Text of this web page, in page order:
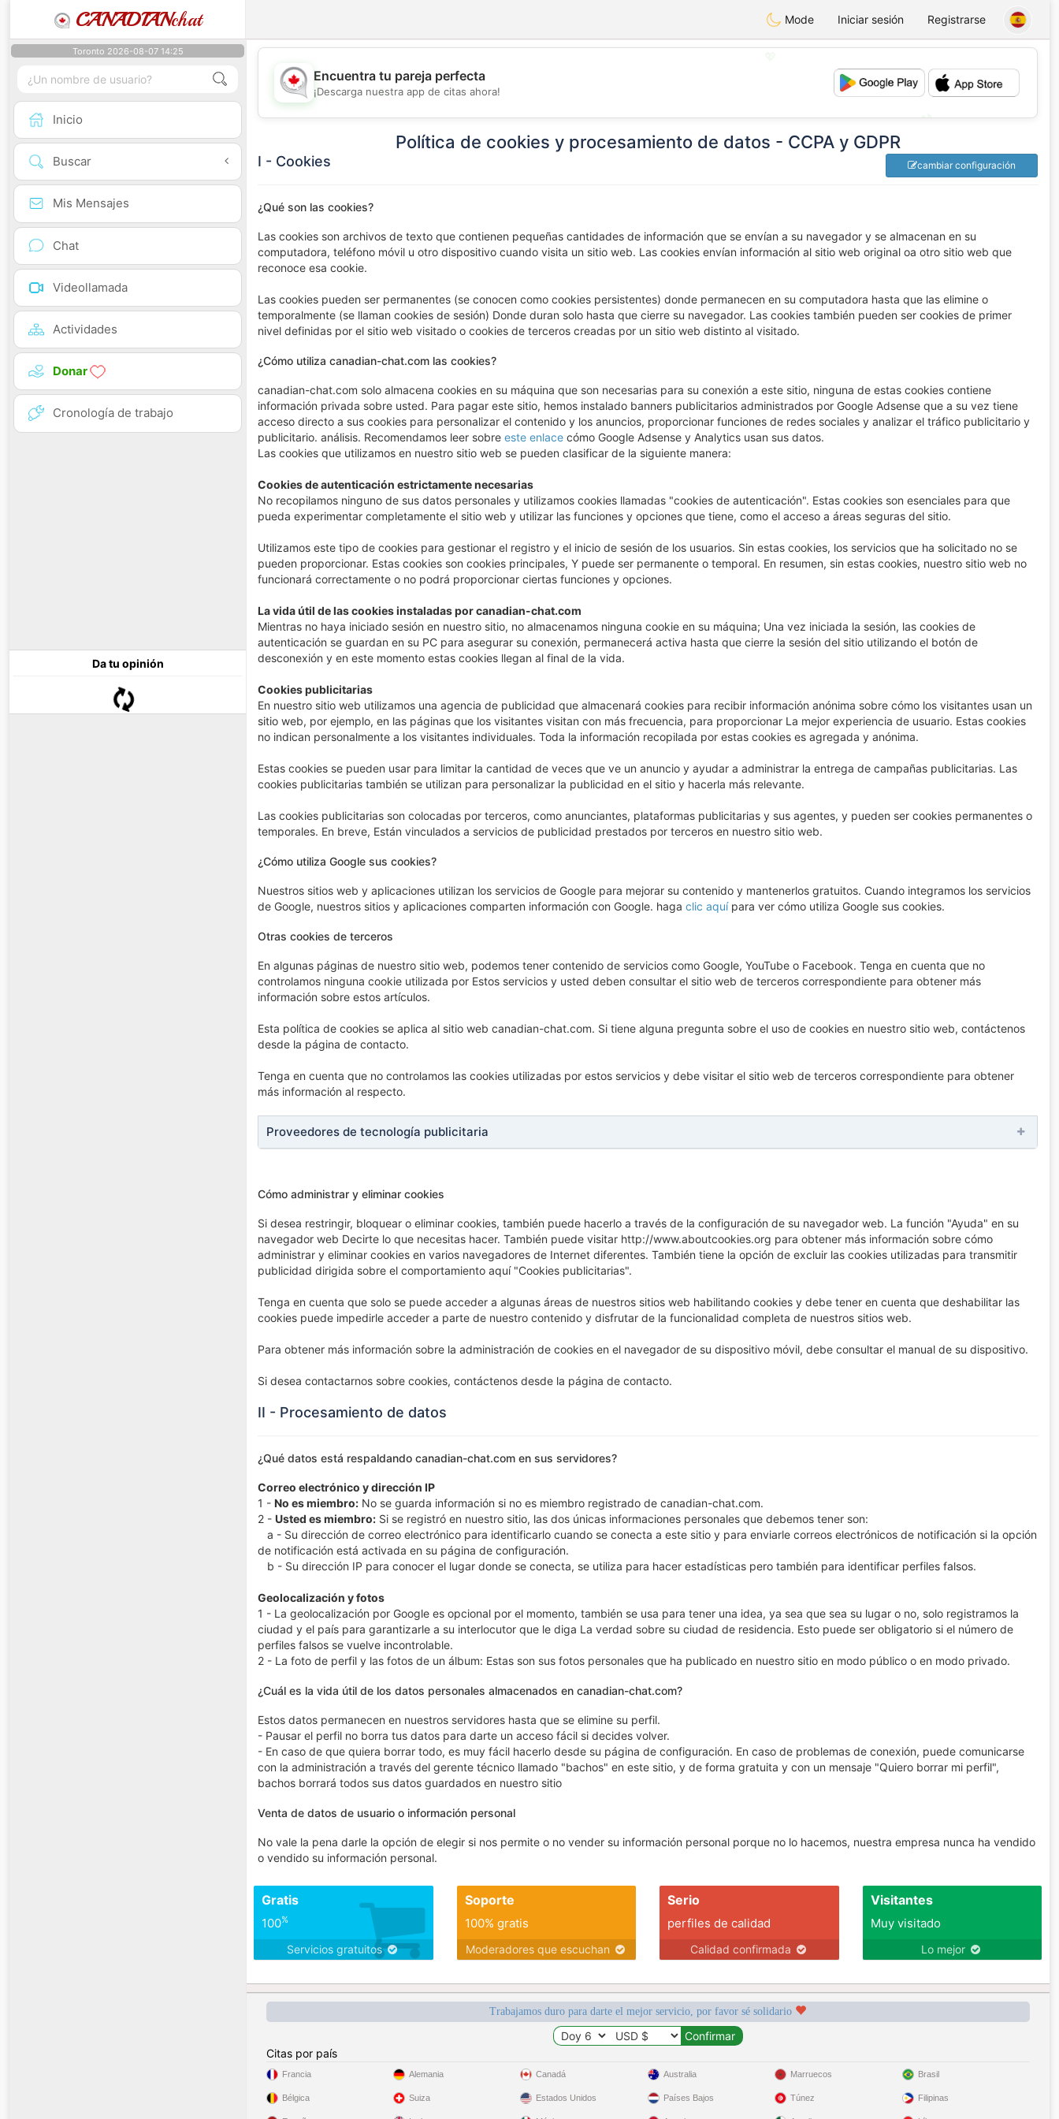
CANADIANchat Mode Iniciar sesión Registrarse
Toronto 2026-08-07 14:25
Inicio
Buscar
Mis Mensajes
Chat
Videollamada
Actividades
Donar
Cronología de trabajo
Da tu opinión
💖
💕
Encuentra tu pareja perfecta
¡Descarga nuestra app de citas ahora!
Política de cookies y procesamiento de datos - CCPA y GDPR
I - Cookies cambiar configuración
¿Qué son las cookies?
Las cookies son archivos de texto que contienen pequeñas cantidades de información que se envían a su navegador y se almacenan en su
computadora, teléfono móvil u otro dispositivo cuando visita un sitio web. Las cookies envían información al sitio web original oa otro sitio web que
reconoce esa cookie.
Las cookies pueden ser permanentes (se conocen como cookies persistentes) donde permanecen en su computadora hasta que las elimine o
temporalmente (se llaman cookies de sesión) Donde duran solo hasta que cierre su navegador. Las cookies también pueden ser cookies de primer
nivel definidas por el sitio web visitado o cookies de terceros creadas por un sitio web distinto al visitado.
¿Cómo utiliza canadian-chat.com las cookies?
canadian-chat.com solo almacena cookies en su máquina que son necesarias para su conexión a este sitio, ninguna de estas cookies contiene
información privada sobre usted. Para pagar este sitio, hemos instalado banners publicitarios administrados por Google Adsense que a su vez tiene
acceso directo a sus cookies para personalizar el contenido y los anuncios, proporcionar funciones de redes sociales y analizar el tráfico publicitario y
publicitario. análisis. Recomendamos leer sobre este enlace cómo Google Adsense y Analytics usan sus datos.
Las cookies que utilizamos en nuestro sitio web se pueden clasificar de la siguiente manera:
Cookies de autenticación estrictamente necesarias
No recopilamos ninguno de sus datos personales y utilizamos cookies llamadas "cookies de autenticación". Estas cookies son esenciales para que
pueda experimentar completamente el sitio web y utilizar las funciones y opciones que tiene, como el acceso a áreas seguras del sitio.
Utilizamos este tipo de cookies para gestionar el registro y el inicio de sesión de los usuarios. Sin estas cookies, los servicios que ha solicitado no se
pueden proporcionar. Estas cookies son cookies principales, Y puede ser permanente o temporal. En resumen, sin estas cookies, nuestro sitio web no
funcionará correctamente o no podrá proporcionar ciertas funciones y opciones.
La vida útil de las cookies instaladas por canadian-chat.com
Mientras no haya iniciado sesión en nuestro sitio, no almacenamos ninguna cookie en su máquina; Una vez iniciada la sesión, las cookies de
autenticación se guardan en su PC para asegurar su conexión, permanecerá activa hasta que cierre la sesión del sitio utilizando el botón de
desconexión y en este momento estas cookies llegan al final de la vida.
Cookies publicitarias
En nuestro sitio web utilizamos una agencia de publicidad que almacenará cookies para recibir información anónima sobre cómo los visitantes usan un
sitio web, por ejemplo, en las páginas que los visitantes visitan con más frecuencia, para proporcionar La mejor experiencia de usuario. Estas cookies
no indican personalmente a los visitantes individuales. Toda la información recopilada por estas cookies es agregada y anónima.
Estas cookies se pueden usar para limitar la cantidad de veces que ve un anuncio y ayudar a administrar la entrega de campañas publicitarias. Las
cookies publicitarias también se utilizan para personalizar la publicidad en el sitio y hacerla más relevante.
Las cookies publicitarias son colocadas por terceros, como anunciantes, plataformas publicitarias y sus agentes, y pueden ser cookies permanentes o
temporales. En breve, Están vinculados a servicios de publicidad prestados por terceros en nuestro sitio web.
¿Cómo utiliza Google sus cookies?
Nuestros sitios web y aplicaciones utilizan los servicios de Google para mejorar su contenido y mantenerlos gratuitos. Cuando integramos los servicios
de Google, nuestros sitios y aplicaciones comparten información con Google. haga clic aquípara ver cómo utiliza Google sus cookies.
Otras cookies de terceros
En algunas páginas de nuestro sitio web, podemos tener contenido de servicios como Google, YouTube o Facebook. Tenga en cuenta que no
controlamos ninguna cookie utilizada por Estos servicios y usted deben consultar el sitio web de terceros correspondiente para obtener más
información sobre estos artículos.
Esta política de cookies se aplica al sitio web canadian-chat.com. Si tiene alguna pregunta sobre el uso de cookies en nuestro sitio web, contáctenos
desde la página de contacto.
Tenga en cuenta que no controlamos las cookies utilizadas por estos servicios y debe visitar el sitio web de terceros correspondiente para obtener
más información al respecto.
Proveedores de tecnología publicitaria
Cómo administrar y eliminar cookies
Si desea restringir, bloquear o eliminar cookies, también puede hacerlo a través de la configuración de su navegador web. La función "Ayuda" en su
navegador web Decirte lo que necesitas hacer. También puede visitar http://www.aboutcookies.org para obtener más información sobre cómo
administrar y eliminar cookies en varios navegadores de Internet diferentes. También tiene la opción de excluir las cookies utilizadas para transmitir
publicidad dirigida sobre el comportamiento aquí "Cookies publicitarias".
Tenga en cuenta que solo se puede acceder a algunas áreas de nuestros sitios web habilitando cookies y debe tener en cuenta que deshabilitar las
cookies puede impedirle acceder a parte de nuestro contenido y disfrutar de la funcionalidad completa de nuestros sitios web.
Para obtener más información sobre la administración de cookies en el navegador de su dispositivo móvil, debe consultar el manual de su dispositivo.
Si desea contactarnos sobre cookies, contáctenos desde la página de contacto.
II - Procesamiento de datos
¿Qué datos está respaldando canadian-chat.com en sus servidores?
Correo electrónico y dirección IP
1 - No es miembro: No se guarda información si no es miembro registrado de canadian-chat.com.
2 - Usted es miembro: Si se registró en nuestro sitio, las dos únicas informaciones personales que debemos tener son:
a - Su dirección de correo electrónico para identificarlo cuando se conecta a este sitio y para enviarle correos electrónicos de notificación si la opción
de notificación está activada en su página de configuración.
b - Su dirección IP para conocer el lugar donde se conecta, se utiliza para hacer estadísticas pero también para identificar perfiles falsos.
Geolocalización y fotos
1 - La geolocalización por Google es opcional por el momento, también se usa para tener una idea, ya sea que sea su lugar o no, solo registramos la
ciudad y el país para garantizarle a su interlocutor que le diga La verdad sobre su ciudad de residencia. Esto puede ser obligatorio si el número de
perfiles falsos se vuelve incontrolable.
2 - La foto de perfil y las fotos de un álbum: Estas son sus fotos personales que ha publicado en nuestro sitio en modo público o en modo privado.
¿Cuál es la vida útil de los datos personales almacenados en canadian-chat.com?
Estos datos permanecen en nuestros servidores hasta que se elimine su perfil.
- Pausar el perfil no borra tus datos para darte un acceso fácil si decides volver.
- En caso de que quiera borrar todo, es muy fácil hacerlo desde su página de configuración. En caso de problemas de conexión, puede comunicarse
con la administración a través del gerente técnico llamado "bachos" en este sitio, y de forma gratuita y con un mensaje "Quiero borrar mi perfil",
bachos borrará todos sus datos guardados en nuestro sitio
Venta de datos de usuario o información personal
No vale la pena darle la opción de elegir si nos permite o no vender su información personal porque no lo hacemos, nuestra empresa nunca ha vendido
o vendido su información personal.
Gratis
100%
Servicios gratuitos
Soporte
100% gratis
Moderadores que escuchan
Serio
perfiles de calidad
Calidad confirmada
Visitantes
Muy visitado
Lo mejor
Trabajamos duro para darte el mejor servicio, por favor sé solidario
Citas por país
Francia
Bélgica
Alemania
Suiza
Canadá
Estados Unidos
Australia
Países Bajos
Marruecos
Túnez
Brasil
Filipinas